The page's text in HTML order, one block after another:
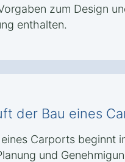
zum Design
enthalten.
der Bau eines
Carports beginnt
und